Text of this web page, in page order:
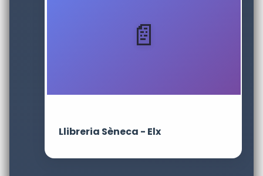
Llibreria Sèneca - Elx